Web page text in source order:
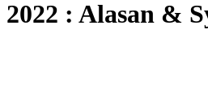
2022 : Alasan &